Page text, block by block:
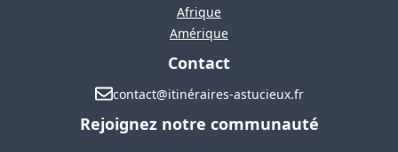
Afrique
Amérique
Contact
contact@itinéraires-astucieux.fr
Rejoignez notre communauté